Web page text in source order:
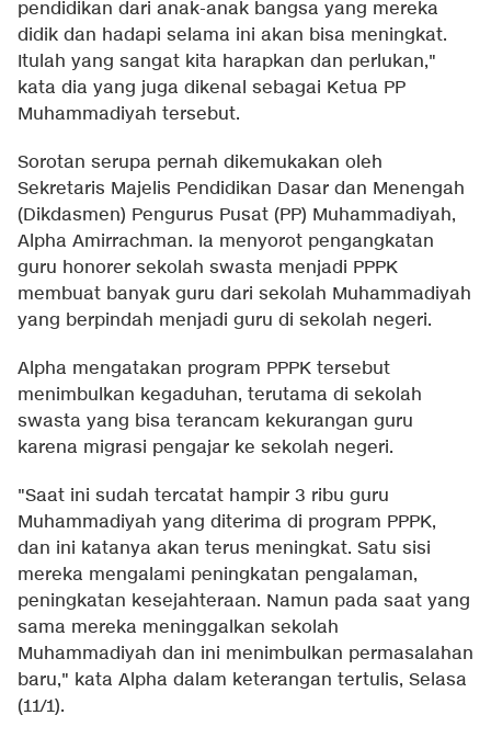
pendidikan dari anak-anak bangsa yang mereka
didik dan hadapi selama ini akan bisa meningkat.
Itulah yang sangat kita harapkan dan perlukan,"
kata dia yang juga dikenal sebagai Ketua PP
Muhammadiyah tersebut.
Sorotan serupa pernah dikemukakan oleh
Sekretaris Majelis Pendidikan Dasar dan Menengah
(Dikdasmen) Pengurus Pusat (PP) Muhammadiyah,
Alpha Amirrachman. Ia menyorot pengangkatan
guru honorer sekolah swasta menjadi PPPK
membuat banyak guru dari sekolah Muhammadiyah
yang berpindah menjadi guru di sekolah negeri.
Alpha mengatakan program PPPK tersebut
menimbulkan kegaduhan, terutama di sekolah
swasta yang bisa terancam kekurangan guru
karena migrasi pengajar ke sekolah negeri.
"Saat ini sudah tercatat hampir 3 ribu guru
Muhammadiyah yang diterima di program PPPK,
dan ini katanya akan terus meningkat. Satu sisi
mereka mengalami peningkatan pengalaman,
peningkatan kesejahteraan. Namun pada saat yang
sama mereka meninggalkan sekolah
Muhammadiyah dan ini menimbulkan permasalahan
baru," kata Alpha dalam keterangan tertulis, Selasa
(11/1).